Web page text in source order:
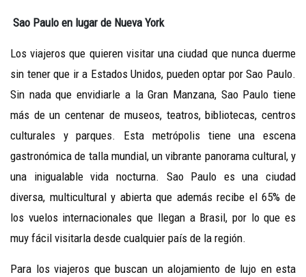
Sao Paulo en lugar de Nueva York
Los viajeros que quieren visitar una ciudad que nunca duerme
sin tener que ir a Estados Unidos, pueden optar por Sao Paulo.
Sin nada que envidiarle a la Gran Manzana, Sao Paulo tiene
más de un centenar de museos, teatros, bibliotecas, centros
culturales y parques. Esta metrópolis tiene una escena
gastronómica de talla mundial, un vibrante panorama cultural, y
una inigualable vida nocturna. Sao Paulo es una ciudad
diversa, multicultural y abierta que además recibe el 65% de
los vuelos internacionales que llegan a Brasil, por lo que es
muy fácil visitarla desde cualquier país de la región.
Para los viajeros que buscan un alojamiento de lujo en esta